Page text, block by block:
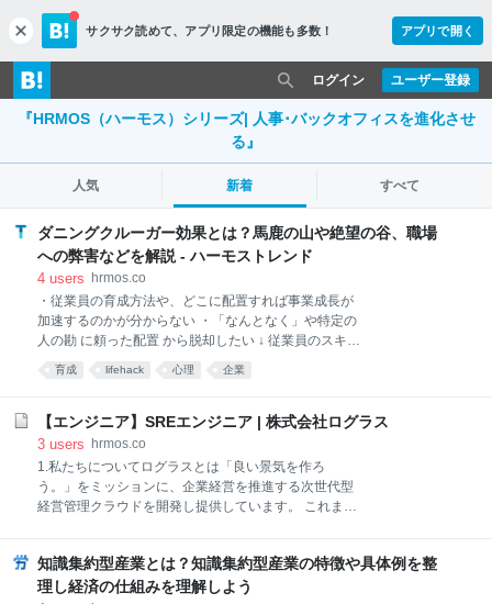
c
l
o
s
e
サクサク読めて、 アプリ限定の機能も多数！ アプリで開く
ユーザー登録
ログイン
『HRMOS（ハーモス）シリーズ| 人事･バックオフィスを進化させ
る』
人気 新着 すべて
ダニングクルーガー効果とは？馬鹿の山や絶望の谷、職場
への弊害などを解説 - ハーモストレンド
4 users
hrmos.co
・従業員の育成方法や、どこに配置すれば事業成長が
加速するのかが分からない ・「なんとなく」や特定の
人の勘 に頼った配置 から脱却したい ↓ 従業員のスキル
を可視化し、組織の課題を可視化。評価・育成記録ま
で 一元管理 し、データに基づいた配置を実現 ⇒デモ
ンググルーガー効果の逆の現象 インポスター症候群 イ
ンポスター症候群は、ダニングクルーガー効果の逆の
現象を指します。自分の能力や成果を過小評価し、成
功を偶然や運がよかった結果だと感じることが多いの
が特徴です。 インポスター症候群の人は自分の欠点や
また、周囲からの高い期待やプレッシャーもインポス
ター症候群に陥りやすい要因となります。 ダニングク
ルーガー効果の曲線 ダニングクルーガー効果の曲線
育成 lifehack 心理 企業
【エンジニア】SREエンジニア | 株式会社ログラス
3 users
hrmos.co
1.私たちについてログラスとは「良い景気を作ろ
う。」をミッションに、企業経営を推進する次世代型
経営管理クラウドを開発し提供しています。 これまで
や予実管理などの経営管理業務を効率化する、SaaS型
のプロダクトです。 どの企業にも、経営に必要な数値
知識集約型産業とは？知識集約型産業の特徴や具体例を整
理し経済の仕組みを理解しよう